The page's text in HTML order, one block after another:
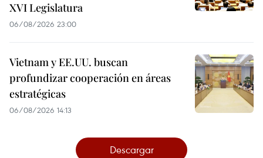
XVI Legislatura
06/08/2026 23:00
Vietnam y EE.UU. buscan
profundizar cooperación en áreas
estratégicas
06/08/2026 14:13
Descargar